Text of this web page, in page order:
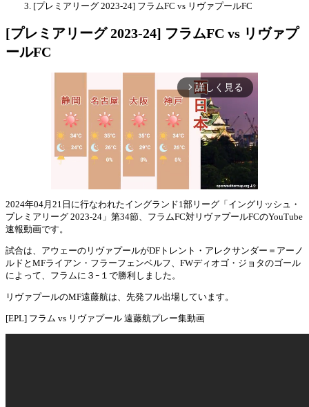
[プレミアリーグ 2023-24] フラムFC vs リヴァプールFC
[プレミアリーグ 2023-24] フラムFC vs リヴァプ
ールFC
arrow_forward_ios 詳しく見る
2024年04月21日に行なわれたイングランド1部リーグ「イングリッシュ・
プレミアリーグ 2023-24」第34節、フラムFC対リヴァプールFCのYouTube
速報動画です。
試合は、アウェーのリヴァプールがDFトレント・アレクサンダー＝アーノ
ルドとMFライアン・フラーフェンベルフ、FWディオゴ・ジョタのゴール
によって、フラムに３ｰ１で勝利しました。
リヴァプールのMF遠藤航は、先発フル出場しています。
[EPL] フラム vs リヴァプール 遠藤航プレー集動画